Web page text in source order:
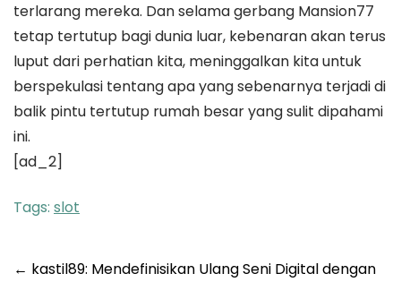
terlarang mereka. Dan selama gerbang Mansion77
tetap tertutup bagi dunia luar, kebenaran akan terus
luput dari perhatian kita, meninggalkan kita untuk
berspekulasi tentang apa yang sebenarnya terjadi di
balik pintu tertutup rumah besar yang sulit dipahami
ini.
[ad_2]
Tags: slot
Post
← kastil89: Mendefinisikan Ulang Seni Digital dengan